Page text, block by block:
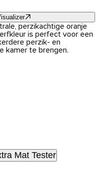
perzikachtige oranje
is perfect voor een
perzik- en
kamer te brengen.
Mat Tester